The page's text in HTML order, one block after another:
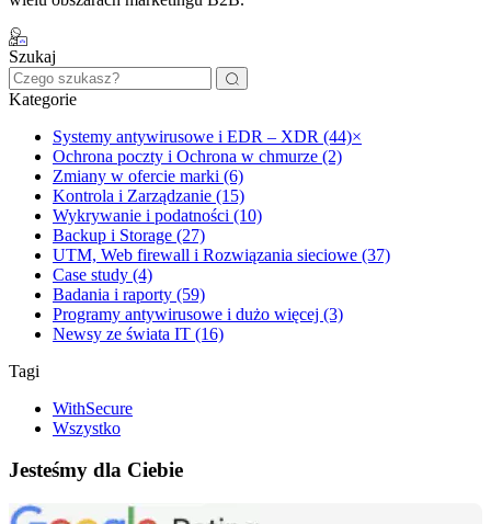
Szukaj
Kategorie
Systemy antywirusowe i EDR – XDR (44)×
Ochrona poczty i Ochrona w chmurze (2)
Zmiany w ofercie marki (6)
Kontrola i Zarządzanie (15)
Wykrywanie i podatności (10)
Backup i Storage (27)
UTM, Web firewall i Rozwiązania sieciowe (37)
Case study (4)
Badania i raporty (59)
Programy antywirusowe i dużo więcej (3)
Newsy ze świata IT (16)
Tagi
WithSecure
Wszystko
Jesteśmy dla Ciebie